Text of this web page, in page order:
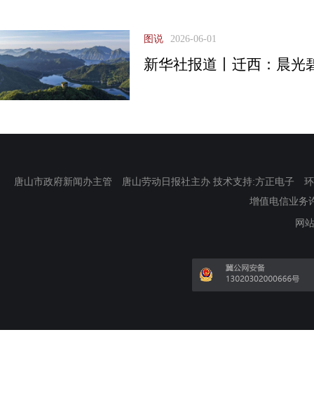
图说 2026-06-01
新华社报道丨迁西：晨光
唐山市政府新闻办主管 唐山劳动日报社主办 技术支持:方正电子
增值电信业务
网